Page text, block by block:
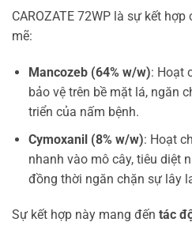
CAROZATE 72WP là sự kết
mẽ:
Mancozeb (64% w/w): Hoạt
bảo vệ trên bề mặt lá, ngăn
triển của nấm bệnh.
Cymoxanil (8% w/w): Hoạt
nhanh vào mô cây, tiêu diệt
đồng thời ngăn chặn sự lây
Sự kết hợp này mang đến tác